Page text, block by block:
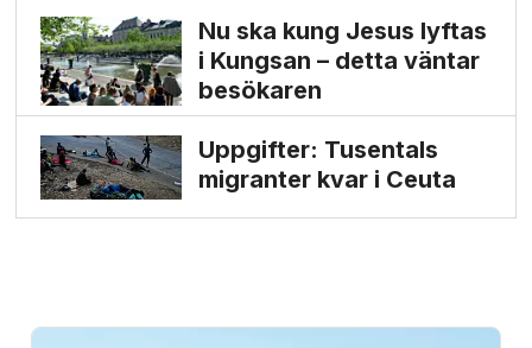
Nu ska kung Jesus lyftas
i Kungsan – detta väntar
besökaren
Uppgifter: Tusentals
migranter kvar i Ceuta